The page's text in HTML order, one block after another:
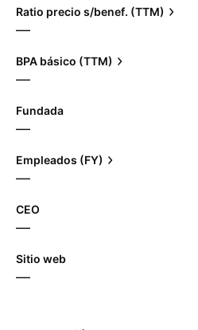
Ratio precio s/benef. (TTM)
—
BPA básico (TTM)
—
Fundada
—
Empleados (FY)
—
CEO
—
Sitio web
—